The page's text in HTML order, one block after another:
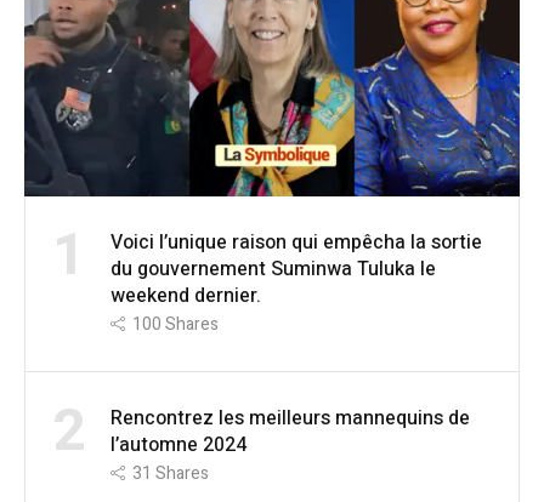
1
Voici l’unique raison qui empêcha la sortie
du gouvernement Suminwa Tuluka le
weekend dernier.
100Shares
2
Rencontrez les meilleurs mannequins de
l’automne 2024
31 Shares